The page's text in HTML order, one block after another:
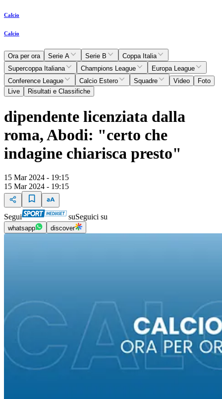
Calcio
Calcio
Ora per ora Serie A Serie B
Coppa Italia
Supercoppa Italiana
Champions League
Europa League
Conference League
Calcio Estero Squadre Video
Foto
Live
Risultati e Classifiche
dipendente licenziata dalla
roma, Abodi: "certo che
indagine chiarisca presto"
15 Mar 2024 - 19:15
15 Mar 2024 - 19:15
Segui suSeguici su
whatsapp discover